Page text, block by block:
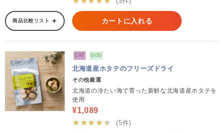
商品比較リスト カートに入れる
CAT DOG
北海道産ホタテのフリーズドライ
その他厳選
北海道の冷たい海で育った新鮮な北海道産ホタテを
使用
¥1,089
★★★★★
(5件)